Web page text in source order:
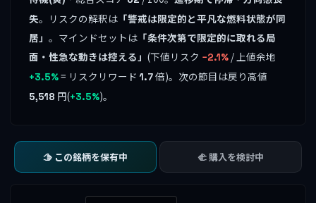
失。リスクの解釈は 「警戒は限定的と平凡な燃料状態が同
居」 。マインドセットは 「条件次第で限定的に取れる局
面・性急な動きは控える」 (下値リスク −2.1% / 上値余地
+3.5%= リスクリワード1.7倍)。次の節目は戻り高値
5,518 円(+3.5%)。
🫱 この銘柄を保有中 🫲 購入を検討中